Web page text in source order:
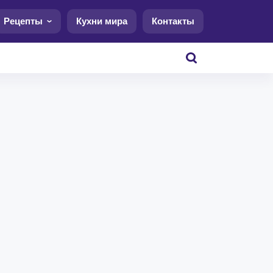
Рецепты Кухни мира Контакты